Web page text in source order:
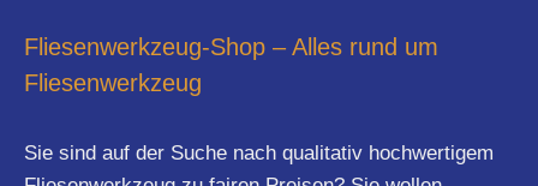
Fliesenwerkzeug-Shop – Alles rund um
Fliesenwerkzeug
Sie sind auf der Suche nach qualitativ hochwertigem